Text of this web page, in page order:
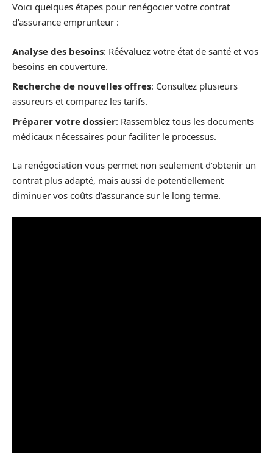
Voici quelques étapes pour renégocier votre contrat
d’assurance emprunteur :
Analyse des besoins: Réévaluez votre état de santé et vos
besoins en couverture.
Recherche de nouvelles offres: Consultez plusieurs
assureurs et comparez les tarifs.
Préparer votre dossier: Rassemblez tous les documents
médicaux nécessaires pour faciliter le processus.
La renégociation vous permet non seulement d’obtenir un
contrat plus adapté, mais aussi de potentiellement
diminuer vos coûts d’assurance sur le long terme.